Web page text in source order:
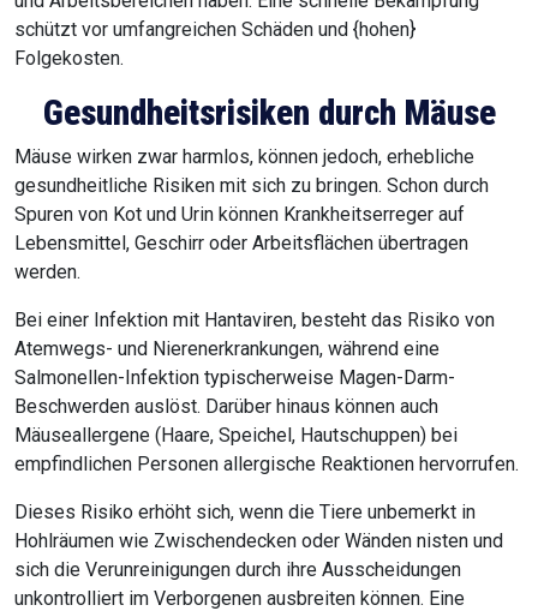
schützt vor umfangreichen Schäden und {hohen}
Folgekosten.
Gesundheitsrisiken durch Mäuse
Mäuse wirken zwar harmlos, können jedoch, erhebliche
gesundheitliche Risiken mit sich zu bringen. Schon durch
Spuren von Kot und Urin können Krankheitserreger auf
Lebensmittel, Geschirr oder Arbeitsflächen übertragen
werden.
Bei einer Infektion mit Hantaviren, besteht das Risiko von
Atemwegs- und Nierenerkrankungen, während eine
Salmonellen-Infektion typischerweise Magen-Darm-
Beschwerden auslöst. Darüber hinaus können auch
Mäuseallergene (Haare, Speichel, Hautschuppen) bei
empfindlichen Personen allergische Reaktionen hervorrufen.
Dieses Risiko erhöht sich, wenn die Tiere unbemerkt in
Hohlräumen wie Zwischendecken oder Wänden nisten und
sich die Verunreinigungen durch ihre Ausscheidungen
unkontrolliert im Verborgenen ausbreiten können. Eine